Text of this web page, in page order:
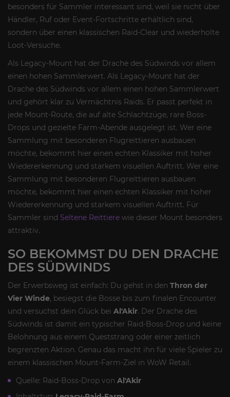
besonders für Sammler interessant sind, weil sie nicht über
Händler, Ruf oder Event-Fortschritte erhältlich sind,
sondern über einen klassischen Raid-Clear und wiederholte
Loot-Versuche.
Als Legacy-Mount hat der Drache des Südwinds vor allem
einen hohen Sammlerwert. Als Legacy-Mount hat der
Drache des Südwinds vor allem einen hohen Sammlerwert
und gehört klar zu Vermächtnis Raids. Er passt perfekt in
jede Mount-Route, die auf alte Schlachtzüge, rare Boss-
Drops und gezielte Farm-Abende ausgelegt ist. Wer eine
Sammlung mit besonderen Flugreittieren ausbauen
möchte, bekommt hier einen echten Klassiker mit hoher
Wiedererkennung und starkem visuellen Auftritt. Wer eine
Sammlung mit besonderen Flugreittieren ausbauen
möchte, bekommt hier einen echten Klassiker mit hoher
Wiedererkennung und starkem visuellen Auftritt. Für
Sammler sind Seltene Reittiere wie dieser Mount besonders
attraktiv.
SO BEKOMMST DU DEN DRACHE
DES SÜDWINDS
Der Erwerbsweg ist einfach: Du gehst in den Thron der
Vier Winde, besiegst die Bosse bis zum finalen Encounter
und versuchst dein Glück bei Al'Akir. Der Drache des
Südwinds ist damit ein typischer Raid-Boss-Drop und keine
Belohnung aus einem Queststrang oder einer zeitlich
begrenzten Aktion. Genau das macht ihn für viele Spieler zu
einem klassischen Mount-Farm-Ziel in WoW Retail.
Quelle: Raid-Boss-Drop von Al'Akir